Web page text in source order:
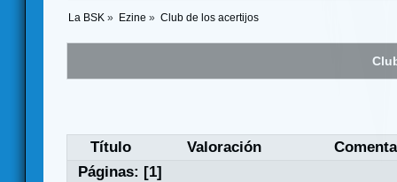
La BSK » Ezine » Club de los acertijos
Título Valoración
Páginas: [1]